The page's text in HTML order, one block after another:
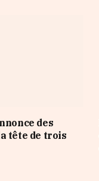
des
tête de trois